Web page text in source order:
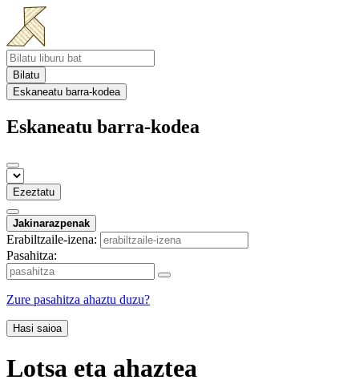
Bilatu
Eskaneatu barra-kodea
Eskaneatu barra-kodea
Ezeztatu
Jakinarazpenak
Erabiltzaile-izena:
Pasahitza:
Zure pasahitza ahaztu duzu?
Hasi saioa
Lotsa eta ahaztea